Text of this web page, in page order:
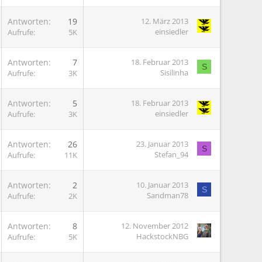
Antworten 19
Aufrufe 5K
12. März 2013
einsiedler
Antworten 7
Aufrufe 3K
18. Februar 2013
Sisilinha
S
Antworten 5
Aufrufe 3K
18. Februar 2013
einsiedler
Antworten 26
Aufrufe 11K
23. Januar 2013
Stefan_94
S
Antworten 2
Aufrufe 2K
10. Januar 2013
Sandman78
S
Antworten 8
Aufrufe 5K
12. November 2012
HackstockNBG